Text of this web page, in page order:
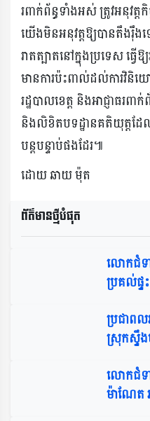
រពាក់ព័ន្ធទាំងអស់ ត្រូវអនុវត្ត
យើងមិនអនុវត្តឱ្យបានតឹងរ៉ឹង
រាតត្បាតនៅក្នុងប្រទេស ធ្វ
មានការប៉ះពាល់ដល់ការវិ
រដ្ឋបាលខេត្ត និងអាជ្ញាធរពា
និងលិខិតបទដ្ឋានគតិយុត្តដែ
បន្តបន្ទាប់ផងដែរ៕
ដោយ ឆាយ ម៉ុត
ព័ត៌មានថ្មីបំផុត​
លោកជំទា
ប្រគល់ផ្ទ
ប្រជាព
ស្រុកស្ទឹ
លោកជំទ
ម៉ាណែត